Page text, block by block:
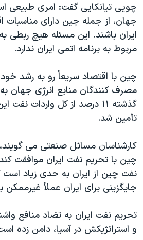
چويی تيانکايی گفت: امری طبيعی
جهان، از جمله چين دارای مناسبات
ايران باشند. اين مسئله هيچ ربطی
مربوط به برنامه اتمی ايران ندارد.
چين با اقتصاد سريعاً رو به رشد
مصرف کنندگان منابع انرژی جهان
گذشته ۱۱ درصد از کل واردات
تأمين شد.
کارشناسان مسائل صنعتی می
چين با تحريم نفت ايران موافقت
نفت چين از ايران به حدی زياد است
جايگزينی برای ايران عملاً
تحريم نفت ايران به تضاد منافع
و استراتژيکش در آسيا، دامن زده